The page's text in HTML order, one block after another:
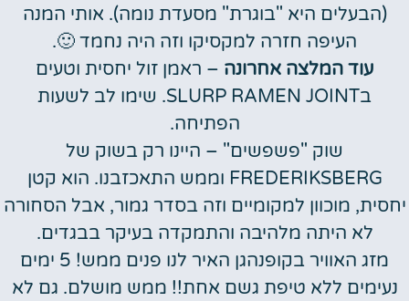
(הבעלים היא "בוגרת" מסעדת נומה). אותי המנה
העיפה חזרה למקסיקו וזה היה נחמד 🙂.
עוד המלצה אחרונה – ראמן זול יחסית וטעים
בSLURP RAMEN JOINT. שימו לב לשעות
הפתיחה.
שוק "פשפשים" – היינו רק בשוק של
FREDERIKSBERG וממש התאכזבנו. הוא קטן
יחסית, מוכוון למקומיים וזה בסדר גמור, אבל הסחורה
לא היתה מלהיבה והתמקדה בעיקר בבגדים.
מזג האוויר בקופנהגן האיר לנו פנים ממש! 5 ימים
נעימים ללא טיפת גשם אחת!! ממש מושלם. גם לא